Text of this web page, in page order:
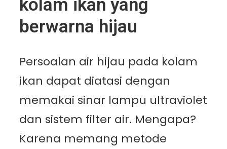
kolam ikan yang
berwarna hijau
Persoalan air hijau pada kolam
ikan dapat diatasi dengan
memakai sinar lampu ultraviolet
dan sistem filter air. Mengapa?
Karena memang metode